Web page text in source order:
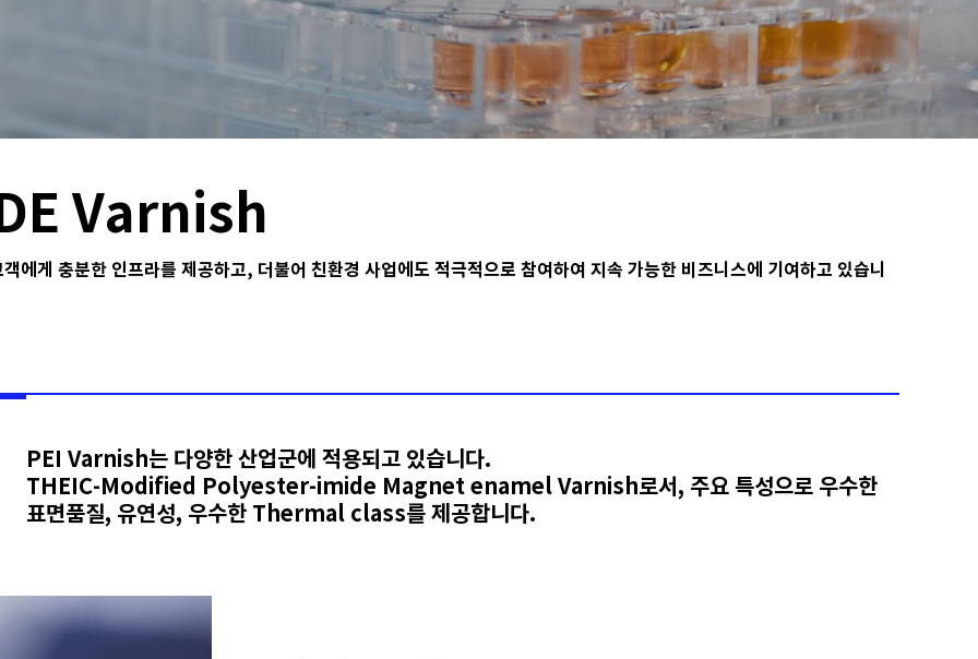
Varnish
게 충분한 인프라를 제공하고, 더불어 친환경 사업에도 적극적으로 참여하여 지속 가능한 비즈니스에 기여하고 있습니
PEI Varnish는 다양한 산업군에 적용되고 있습니다.
THEIC-Modified Polyester-imide Magnet enamel Varnish로서, 주요 특성으로 우수한
표면품질, 유연성, 우수한 Thermal class를 제공합니다.